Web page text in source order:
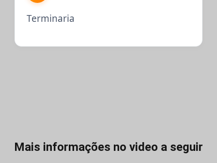
Terminaria
Mais informações no video a seguir